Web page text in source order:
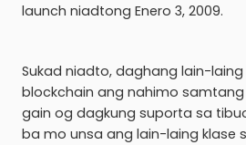
launch niadtong Enero 3, 2009.
Sukad niadto, daghang lain-
blockchain ang nahimo
gain og dagkung suporta sa
ba mo unsa ang lain-laing klase